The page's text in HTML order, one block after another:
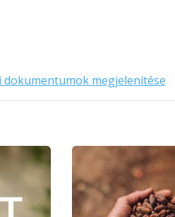
dokumentumok megjelenítése